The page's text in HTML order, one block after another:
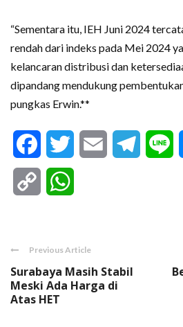
“Sementara itu, IEH Juni 2024
rendah dari indeks pada Mei 2024
kelancaran distribusi dan
dipandang mendukung
pungkas Erwin.**
FacebookTwitter Email
Copy
Previous Article
Surabaya Masih Stabil
Meski Ada Harga di
Atas HET